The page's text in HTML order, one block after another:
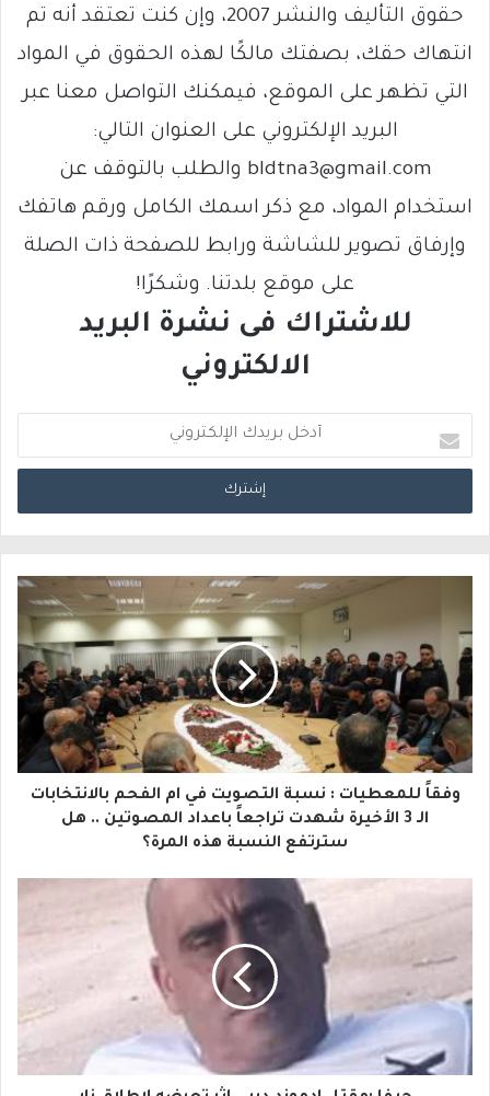
حقوق التأليف والنشر 2007، وإن كنت تعتقد أنه تم
انتهاك حقك، بصفتك مالكًا لهذه الحقوق في المواد
التي تظهر على الموقع، فيمكنك التواصل معنا عبر
البريد الإلكتروني على العنوان التالي:
bldtna3@gmail.com والطلب بالتوقف عن
استخدام المواد، مع ذكر اسمك الكامل ورقم هاتفك
وإرفاق تصوير للشاشة ورابط للصفحة ذات الصلة
على موقع بلدتنا. وشكرًا!
للاشتراك فى نشرة البريد
الالكتروني
د
خ
ر
ي
د
ك
ا
ر
و
ن
وفقاً للمعطيات : نسبة التصويت في ام الفحم بالانتخابات
الـ 3 الأخيرة شهدت تراجعاً باعداد المصوتين .. هل
سترتفع النسبة هذه المرة؟